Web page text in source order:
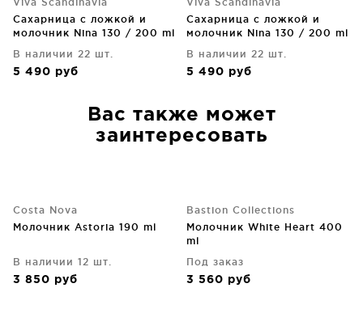
Сахарница с ложкой и
молочник Nina 130 / 200 ml
В наличии 22 шт.
5 490 руб
Сахарница с ложкой и
молочник Nina 130 / 200 ml
В наличии 22 шт.
5 490 руб
Вас также может
заинтересовать
Costa Nova
Молочник Astoria 190 ml
В наличии 12 шт.
3 850 руб
Bastion Collections
Молочник White Нeart 400
ml
Под заказ
3 560 руб